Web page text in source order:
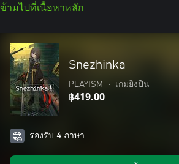
ข้ามไปที่เนื้อหาหลัก
Snezhinka
PLAYISM • เกมยิงปืน
฿419.00
รองรับ 4 ภาษา